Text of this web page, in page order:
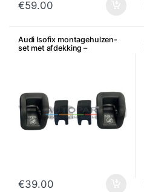
€59.00
Audi Isofix montagehulzen-
set met afdekking –
€39.00